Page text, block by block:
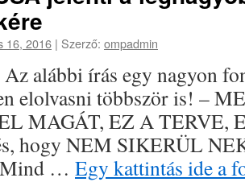
16, 2016 | Szerző: ompadmin
alábbi írás egy nagyon
elolvasni többször is! –
MAGÁT, EZ A
hogy NEM SIKERÜL
Mind … Egy kattintás ide a